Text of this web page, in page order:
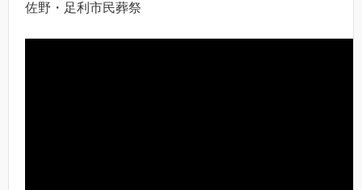
佐野・足利市民葬祭